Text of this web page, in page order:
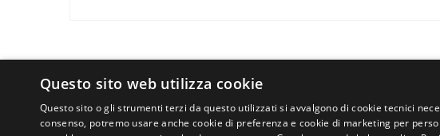
Questo sito web utilizza cookie
Questo sito o gli strumenti terzi da questo utilizzati si avvalgono di cookie tecnici
consenso, potremo usare anche cookie di preferenza e cookie di marketing per